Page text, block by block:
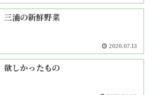
三浦の新鮮野菜
2020.07.13
欲しかったもの